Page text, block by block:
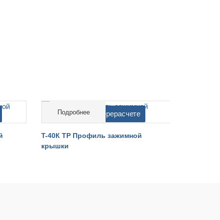
cтоимость на перерасчете
Подробнее
T-40К ТР Профиль зажимной
крышки